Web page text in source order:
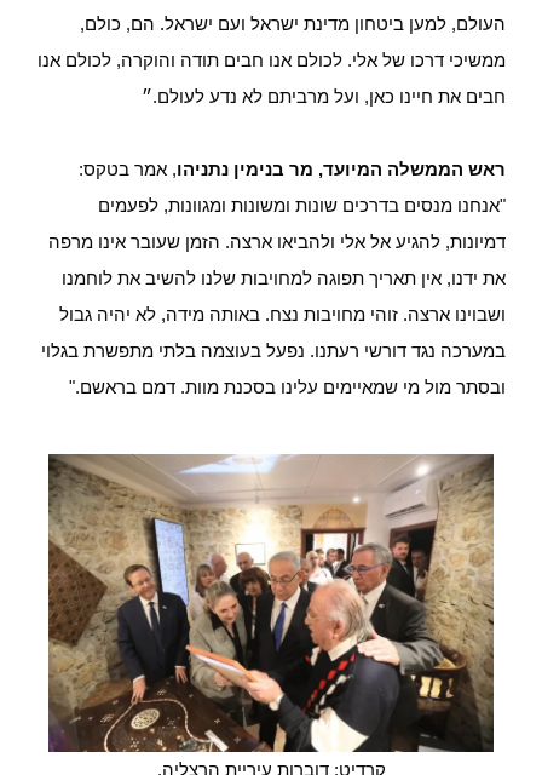
העולם, למען ביטחון מדינת ישראל ועם ישראל. הם, כולם,
ממשיכי דרכו של אלי. לכולם אנו חבים תודה והוקרה, לכולם אנו
חבים את חיינו כאן, ועל מרביתם לא נדע לעולם.״
ראש הממשלה המיועד, מר בנימין נתניהו, אמר בטקס:
"אנחנו מנסים בדרכים שונות ומשונות ומגוונות, לפעמים
דמיונות, להגיע אל אלי ולהביאו ארצה. הזמן שעובר אינו מרפה
את ידנו, אין תאריך תפוגה למחויבות שלנו להשיב את לוחמנו
ושבוינו ארצה. זוהי מחויבות נצח. באותה מידה, לא יהיה גבול
במערכה נגד דורשי רעתנו. נפעל בעוצמה בלתי מתפשרת בגלוי
ובסתר מול מי שמאיימים עלינו בסכנת מוות. דמם בראשם."
קרדיט: דוברות עיריית הרצליה.